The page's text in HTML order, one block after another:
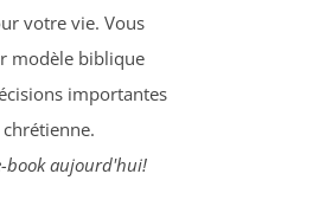
votre vie. Vous
modèle biblique
importantes
book aujourd'hui!